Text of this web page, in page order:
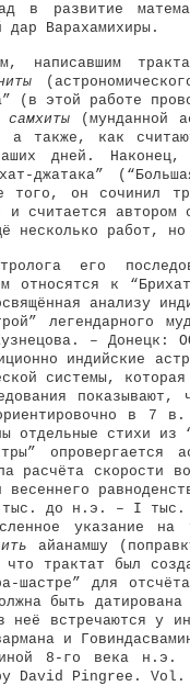
в развитие
дар Варахамихиры.
написавшим
(в этой работе
самхиты (мунданной
а также, как
дней.
джатака”
того, он сочинил
считается автором
несколько работ,
его
относятся к
анализу
легендарного
– Донецк:
индийские
системы,
показывают,
в 7
отдельные стихи из
опровергается
расчёта скорости
до н.э. – I тыс.
указание на
айанамшу
что трактат был
шастре” для
быть датирована
неё встречаются у
и
8-го века
David Pingree. Vol.